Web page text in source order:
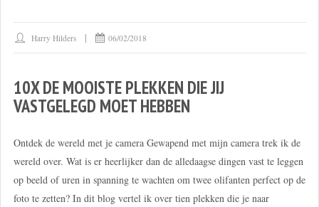
Harry Hilders 06/02/2018
10X DE MOOISTE PLEKKEN DIE JIJ
VASTGELEGD MOET HEBBEN
Ontdek de wereld met je camera Gewapend met mijn camera trek ik de
wereld over. Wat is er heerlijker dan de alledaagse dingen vast te leggen
op beeld of uren in spanning te wachten om twee olifanten perfect op de
foto te zetten? In dit blog vertel ik over tien plekken die je naar